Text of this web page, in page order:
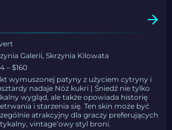
Galerii, Skrzynia Kilowata
– $160
wymuszonej patyny z użyciem cytryny i
nadaje Nóż kukri | Śniedź nie tylko
wygląd, ale także opowiada historię
i starzenia się. Ten skin może być
atrakcyjny dla graczy preferujących
vintage’owy styl broni.